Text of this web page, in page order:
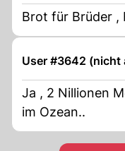
User #3642 (nicht
Ja , 2 Nillionen
im Ozean..